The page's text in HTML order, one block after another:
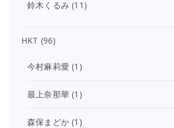
鈴木くるみ (11)
HKT (96)
今村麻莉愛 (1)
最上奈那華 (1)
森保まどか (1)